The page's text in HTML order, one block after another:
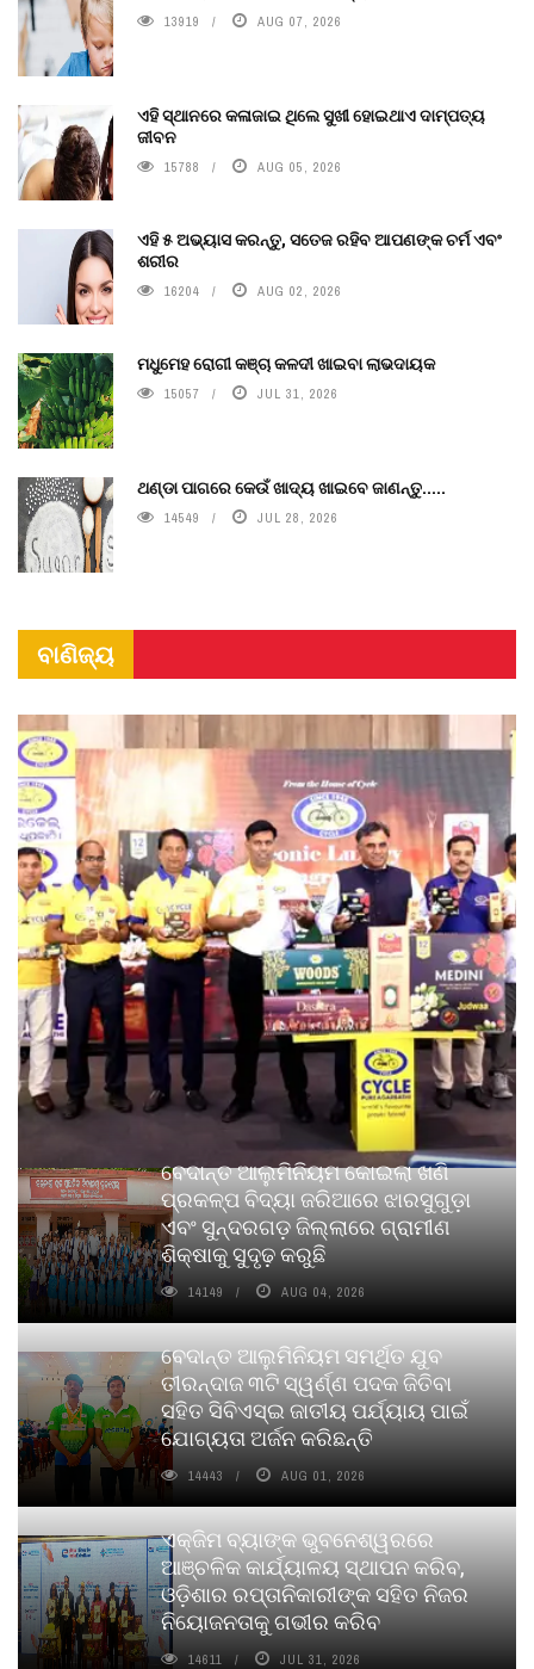
13919 AUG 07, 2026
ଏହି ସ୍ଥାନରେ କଳାଜାଇ ଥିଲେ ସୁଖୀ ହୋଇଥାଏ ଦାମ୍ପତ୍ୟ
ଜୀବନ
15788 AUG 05, 2026
ଏହି ୫ ଅଭ୍ୟାସ କରନ୍ତୁ, ସତେଜ ରହିବ ଆପଣଙ୍କ ଚର୍ମ ଏବଂ
ଶରୀର
16204 AUG 02, 2026
ମଧୁମେହ ରୋଗୀ କଞ୍ଚା କଳଦୀ ଖାଇବା ଲାଭଦାୟକ
15057 JUL 31, 2026
ଥଣ୍ଡା ପାଗରେ କେଉଁ ଖାଦ୍ୟ ଖାଇବେ ଜାଣନ୍ତୁ.....
14549 JUL 28, 2026
ବାଣିଜ୍ୟ
ବେଦାନ୍ତ ଆଲୁମିନିୟମ କୋଇଲା ଖଣି
ପ୍ରକଳ୍ପ ବିଦ୍ୟା ଜରିଆରେ ଝାରସୁଗୁଡ଼ା
ଏବଂ ସୁନ୍ଦରଗଡ଼ ଜିଲ୍ଲାରେ ଗ୍ରାମୀଣ
ଶିକ୍ଷାକୁ ସୁଦୃଢ଼ କରୁଛି
14149 AUG 04, 2026
ବେଦାନ୍ତ ଆଲୁମିନିୟମ ସମର୍ଥିତ ଯୁବ
ତୀରନ୍ଦାଜ ୩ଟି ସ୍ୱର୍ଣ୍ଣ ପଦକ ଜିତିବା
ସହିତ ସିବିଏସ୍ଇ ଜାତୀୟ ପର୍ଯ୍ୟାୟ ପାଇଁ
ଯୋଗ୍ୟତା ଅର୍ଜନ କରିଛନ୍ତି
14443 AUG 01, 2026
ଏକ୍ଜିମ ବ୍ୟାଙ୍କ ଭୁବନେଶ୍ୱରରେ
ଆଞ୍ଚଳିକ କାର୍ଯ୍ୟାଳୟ ସ୍ଥାପନ କରିବ,
ଓଡ଼ିଶାର ରପ୍ତାନିକାରୀଙ୍କ ସହିତ ନିଜର
ନିୟୋଜନତାକୁ ଗଭୀର କରିବ
14611 JUL 31, 2026